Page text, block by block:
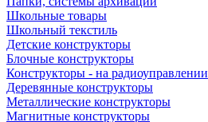
Школьные товары
Школьный текстиль
Детские конструкторы
Блочные конструкторы
Конструкторы - на радиоуправлении
Деревянные конструкторы
Металлические конструкторы
Магнитные конструкторы